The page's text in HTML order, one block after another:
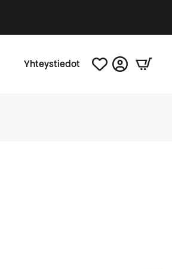
Yhteystiedot